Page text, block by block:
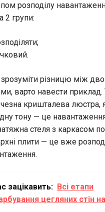
розподілу
2 групи:
різницю між
варто навести приклад.
кришталева люстра,
тону — це
стеля з каркасом
плити — це вже
зацікавить: Всі етапи
цегляних стін